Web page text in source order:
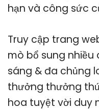
hạn và công sức
Truy cập trang
mò bổ sung
sáng & đa chủng
thưởng thưởng
hoa tuyệt vời duy